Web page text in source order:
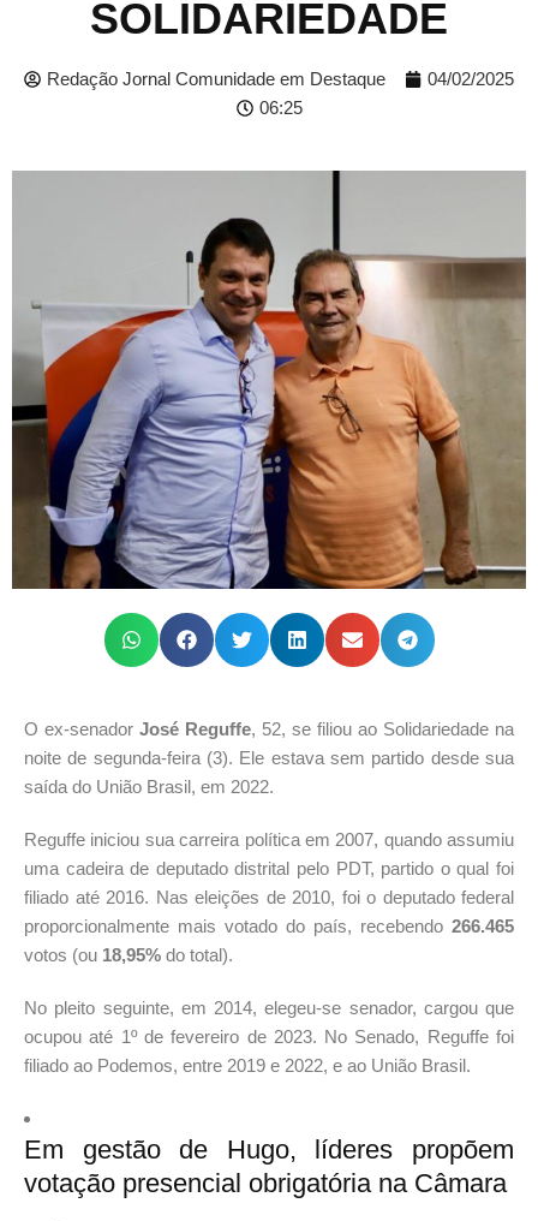
SOLIDARIEDADE
Redação Jornal Comunidade em Destaque
04/02/2025
06:25
O ex-senador José Reguffe, 52, se filiou ao Solidariedade na
noite de segunda-feira (3). Ele estava sem partido desde sua
saída do União Brasil, em 2022.
Reguffe iniciou sua carreira política em 2007, quando assumiu
uma cadeira de deputado distrital pelo PDT, partido o qual foi
filiado até 2016. Nas eleições de 2010, foi o deputado federal
proporcionalmente mais votado do país, recebendo 266.465
votos (ou 18,95% do total).
No pleito seguinte, em 2014, elegeu-se senador, cargou que
ocupou até 1º de fevereiro de 2023. No Senado, Reguffe foi
filiado ao Podemos, entre 2019 e 2022, e ao União Brasil.
Em gestão de Hugo, líderes propõem
votação presencial obrigatória na Câmara